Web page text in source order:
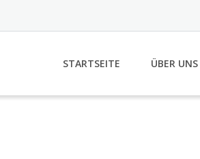
STARTSEITE ÜBER UNS